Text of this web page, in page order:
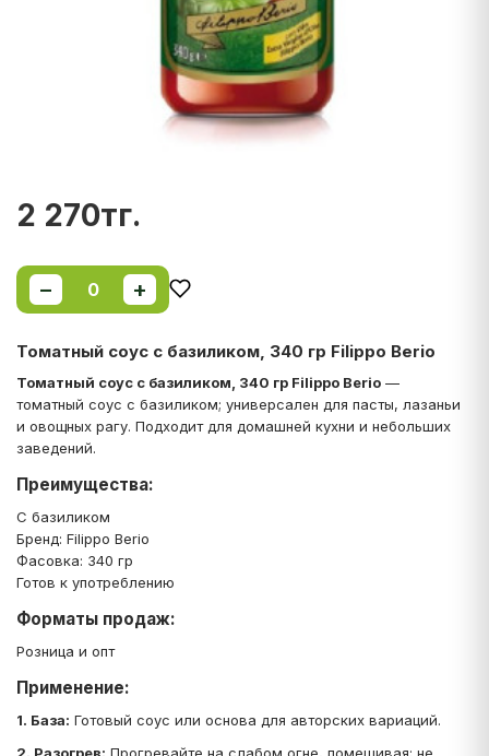
2 270тг.
− 0 +
Томатный соус с базиликом, 340 гр Filippo Berio
Томатный соус с базиликом, 340 гр Filippo Berio —
томатный соус с базиликом; универсален для пасты, лазаньи
и овощных рагу. Подходит для домашней кухни и небольших
заведений.
Преимущества:
С базиликом
Бренд: Filippo Berio
Фасовка: 340 гр
Готов к употреблению
Форматы продаж:
Розница и опт
Применение:
1. База: Готовый соус или основа для авторских вариаций.